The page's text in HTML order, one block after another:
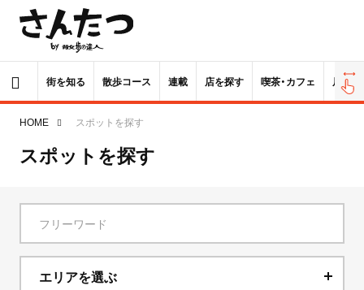
街を知る 散歩コース 連載 店を探す 喫茶・カフェ 居酒屋
HOME スポットを探す
スポットを探す
エリアを選ぶ